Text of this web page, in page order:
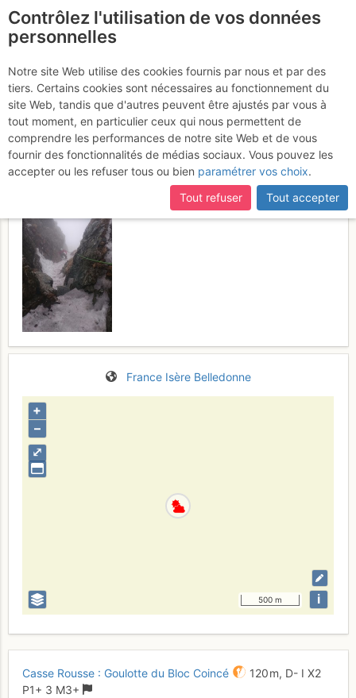
Casse Rousse : Goulotte
du Bloc Coincé
Dimanche 19 mars
2017
France Isère Belledonne
⤢
+
–
500 m i
Casse Rousse : Goulotte du Bloc Coincé 120 m, D- I X2
P1+ 3 M3+
Contrôlez l'utilisation de vos données
personnelles
Notre site Web utilise des cookies fournis par nous et par des
tiers. Certains cookies sont nécessaires au fonctionnement du
site Web, tandis que d'autres peuvent être ajustés par vous à
tout moment, en particulier ceux qui nous permettent de
comprendre les performances de notre site Web et de vous
fournir des fonctionnalités de médias sociaux. Vous pouvez les
accepter ou les refuser tous ou bien paramétrer vos choix.
Tout refuser
Tout accepter